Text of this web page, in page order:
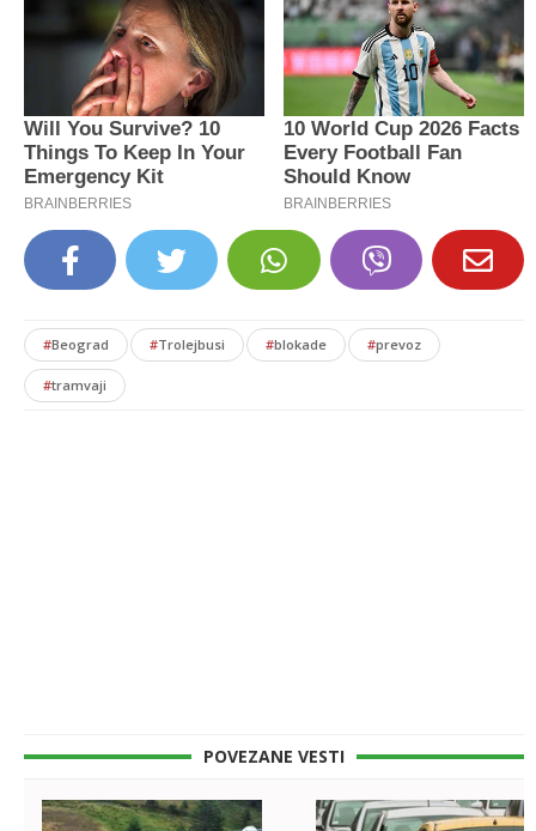
#Beograd #Trolejbusi #blokade #prevoz
#tramvaji
POVEZANE VESTI